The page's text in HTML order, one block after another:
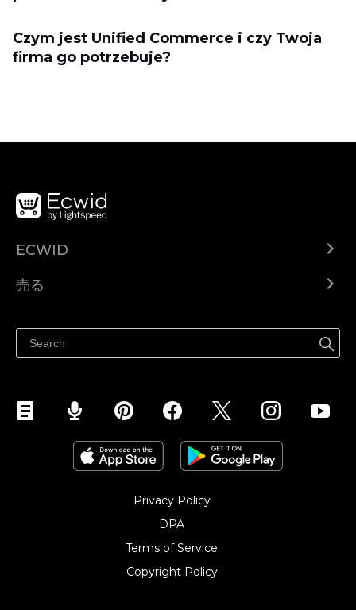
Czym jest Unified Commerce i czy Twoja
firma go potrzebuje?
ECWID
ヘルプセンター
売る
Facebookで販売する
Instagramで販売する
Privacy Policy
DPA
Terms of Service
Copyright Policy‎